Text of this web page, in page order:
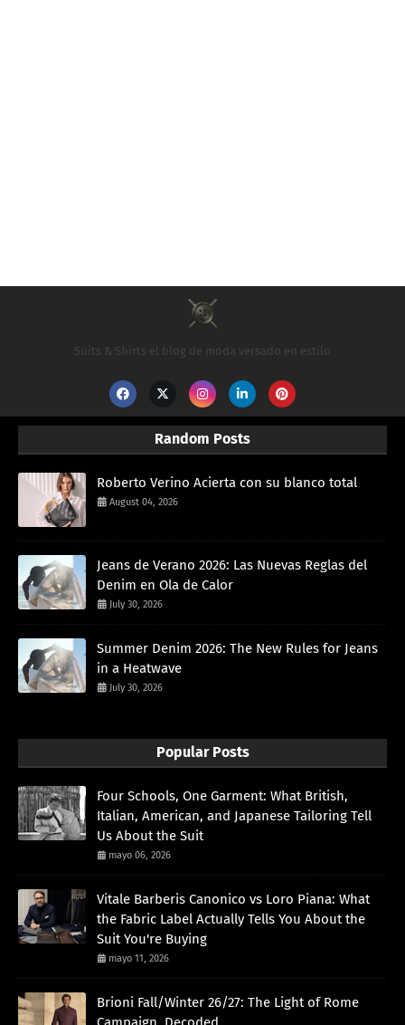
Suits & Shirts el blog de moda versado en estilo
Random Posts
Roberto Verino Acierta con su blanco total
August 04, 2026
Jeans de Verano 2026: Las Nuevas Reglas del
Denim en Ola de Calor
July 30, 2026
Summer Denim 2026: The New Rules for Jeans
in a Heatwave
July 30, 2026
Popular Posts
Four Schools, One Garment: What British,
Italian, American, and Japanese Tailoring Tell
Us About the Suit
mayo 06, 2026
Vitale Barberis Canonico vs Loro Piana: What
the Fabric Label Actually Tells You About the
Suit You're Buying
mayo 11, 2026
Brioni Fall/Winter 26/27: The Light of Rome